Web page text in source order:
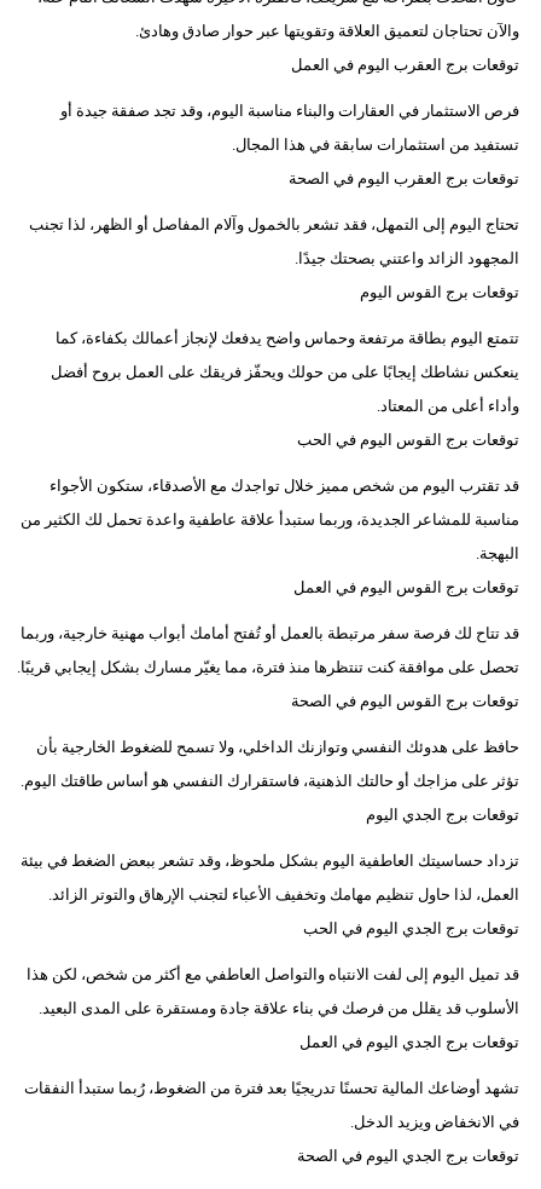
والآن تحتاجان لتعميق العلاقة وتقويتها عبر حوار صادق وهادئ.
توقعات برج العقرب اليوم في العمل
فرص الاستثمار في العقارات والبناء مناسبة اليوم، وقد تجد صفقة جيدة أو
تستفيد من استثمارات سابقة في هذا المجال.
توقعات برج العقرب اليوم في الصحة
تحتاج اليوم إلى التمهل، فقد تشعر بالخمول وآلام المفاصل أو الظهر، لذا تجنب
المجهود الزائد واعتني بصحتك جيدًا.
توقعات برج القوس اليوم
تتمتع اليوم بطاقة مرتفعة وحماس واضح يدفعك لإنجاز أعمالك بكفاءة، كما
ينعكس نشاطك إيجابًا على من حولك ويحفّز فريقك على العمل بروح أفضل
وأداء أعلى من المعتاد.
توقعات برج القوس اليوم في الحب
قد تقترب اليوم من شخص مميز خلال تواجدك مع الأصدقاء، ستكون الأجواء
مناسبة للمشاعر الجديدة، وربما ستبدأ علاقة عاطفية واعدة تحمل لك الكثير من
البهجة.
توقعات برج القوس اليوم في العمل
قد تتاح لك فرصة سفر مرتبطة بالعمل أو تُفتح أمامك أبواب مهنية خارجية، وربما
تحصل على موافقة كنت تنتظرها منذ فترة، مما يغيّر مسارك بشكل إيجابي قريبًا.
توقعات برج القوس اليوم في الصحة
حافظ على هدوئك النفسي وتوازنك الداخلي، ولا تسمح للضغوط الخارجية بأن
تؤثر على مزاجك أو حالتك الذهنية، فاستقرارك النفسي هو أساس طاقتك اليوم.
توقعات برج الجدي اليوم
تزداد حساسيتك العاطفية اليوم بشكل ملحوظ، وقد تشعر ببعض الضغط في بيئة
العمل، لذا حاول تنظيم مهامك وتخفيف الأعباء لتجنب الإرهاق والتوتر الزائد.
توقعات برج الجدي اليوم في الحب
قد تميل اليوم إلى لفت الانتباه والتواصل العاطفي مع أكثر من شخص، لكن هذا
الأسلوب قد يقلل من فرصك في بناء علاقة جادة ومستقرة على المدى البعيد.
توقعات برج الجدي اليوم في العمل
تشهد أوضاعك المالية تحسنًا تدريجيًا بعد فترة من الضغوط، رُبما ستبدأ النفقات
في الانخفاض ويزيد الدخل.
توقعات برج الجدي اليوم في الصحة